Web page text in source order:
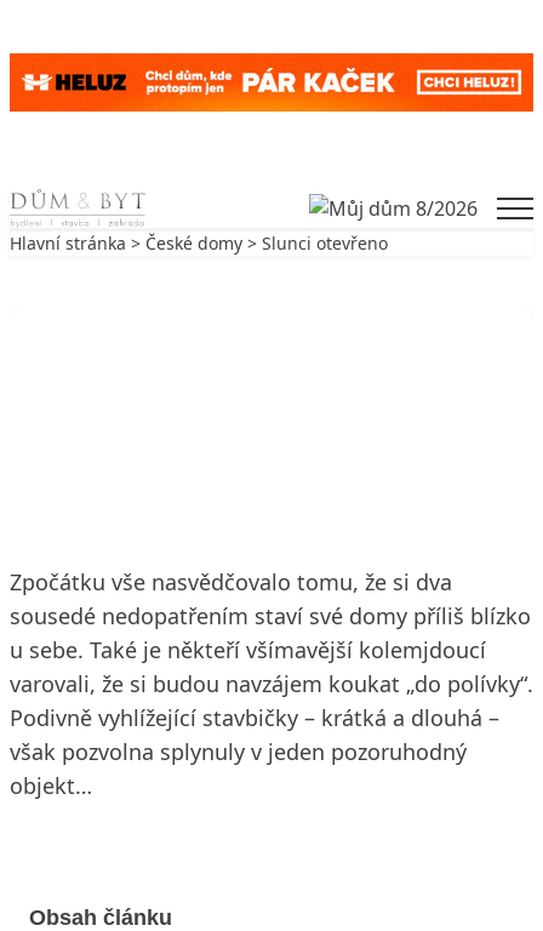
Skip to content
Hlavní stránka > České domy > Slunci otevřeno
Zpočátku vše nasvědčovalo tomu, že si dva
sousedé nedopatřením staví své domy příliš blízko
u sebe. Také je někteří všímavější kolemjdoucí
varovali, že si budou navzájem koukat „do polívky“.
Podivně vyhlížející stavbičky – krátká a dlouhá –
však pozvolna splynuly v jeden pozoruhodný
objekt…
Obsah článku